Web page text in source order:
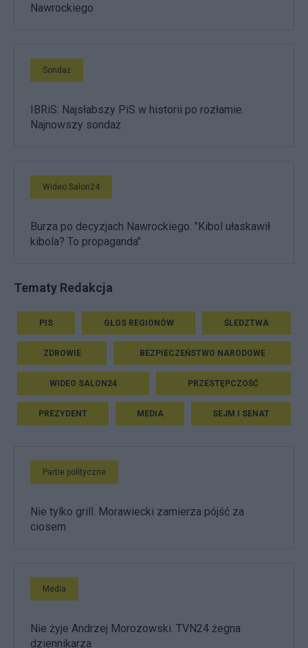
Nawrockiego
Sondaż
IBRiS: Najsłabszy PiS w historii po rozłamie.
Najnowszy sondaż
Wideo Salon24
Burza po decyzjach Nawrockiego. "Kibol ułaskawił
kibola? To propaganda"
Tematy Redakcja
PIS GŁOS REGIONÓW ŚLEDZTWA
ZDROWIE BEZPIECZEŃSTWO NARODOWE
WIDEO SALON24 PRZESTĘPCZOŚĆ
PREZYDENT MEDIA SEJM I SENAT
Partie polityczne
Nie tylko grill. Morawiecki zamierza pójść za
ciosem
Media
Nie żyje Andrzej Morozowski. TVN24 żegna
dziennikarza